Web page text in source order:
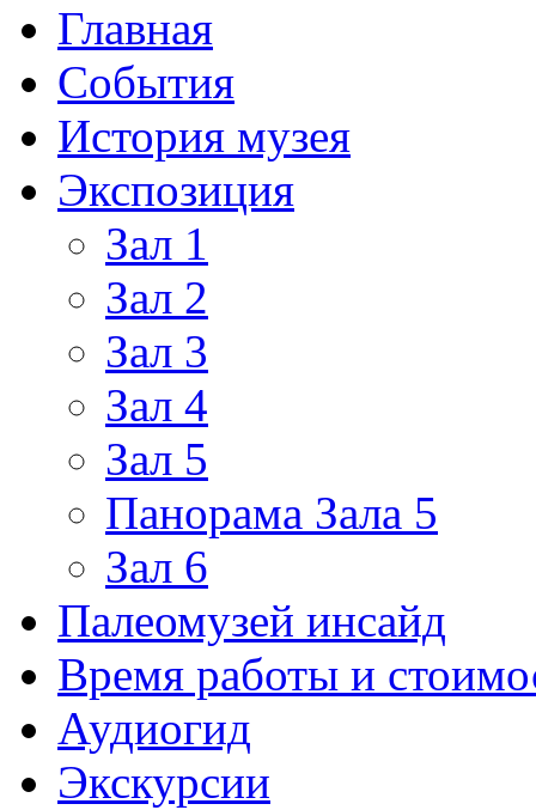
Главная
События
История музея
Экспозиция
Зал 1
Зал 2
Зал 3
Зал 4
Зал 5
Панорама Зала 5
Зал 6
Палеомузей инсайд
Время работы и
Аудиогид
Экскурсии